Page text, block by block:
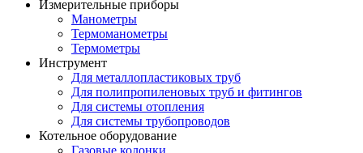
Измерительные приборы
Манометры
Термоманометры
Термометры
Инструмент
Для металлопластиковых труб
Для полипропиленовых труб и фитингов
Для системы отопления
Для системы трубопроводов
Котельное оборудование
Газовые колонки